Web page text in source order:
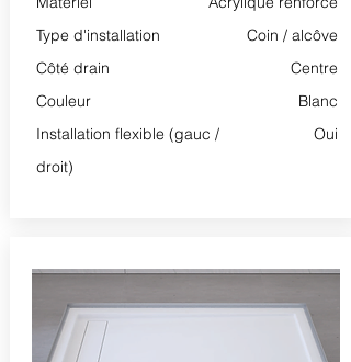
Type d'installation
Côté drain
Couleur
Installation flexible (gauc /
droit)
Coin / alcôve
Centre
Blanc
Oui